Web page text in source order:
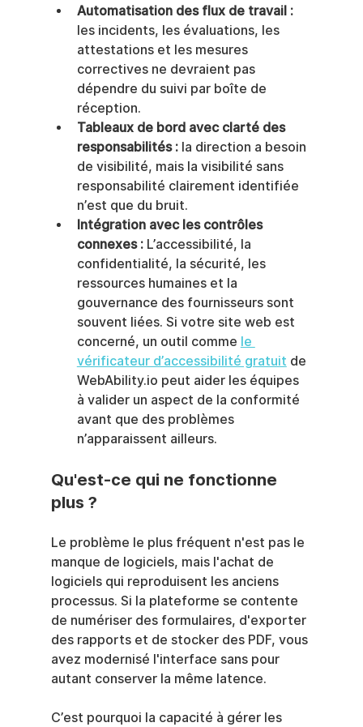
Automatisation des flux de travail :
les incidents, les évaluations, les
attestations et les mesures
correctives ne devraient pas
dépendre du suivi par boîte de
réception.
Tableaux de bord avec clarté des
responsabilités : la direction a besoin
de visibilité, mais la visibilité sans
responsabilité clairement identifiée
n’est que du bruit.
Intégration avec les contrôles
connexes : L’accessibilité, la
confidentialité, la sécurité, les
ressources humaines et la
gouvernance des fournisseurs sont
souvent liées. Si votre site web est
concerné, un outil comme le
vérificateur d’accessibilité gratuit de
WebAbility.io peut aider les équipes
à valider un aspect de la conformité
avant que des problèmes
n’apparaissent ailleurs.
Qu'est-ce qui ne fonctionne
plus ?
Le problème le plus fréquent n'est pas le
manque de logiciels, mais l'achat de
logiciels qui reproduisent les anciens
processus. Si la plateforme se contente
de numériser des formulaires, d'exporter
des rapports et de stocker des PDF, vous
avez modernisé l'interface sans pour
autant conserver la même latence.
C’est pourquoi la capacité à gérer les